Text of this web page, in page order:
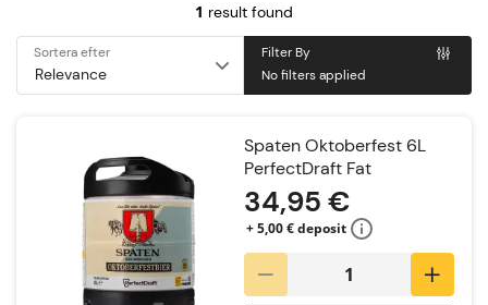
1 result found
Sortera efter
Filter By
No filters applied
Spaten Oktoberfest 6L
PerfectDraft Fat
34,95 €
+ 5,00 € deposit